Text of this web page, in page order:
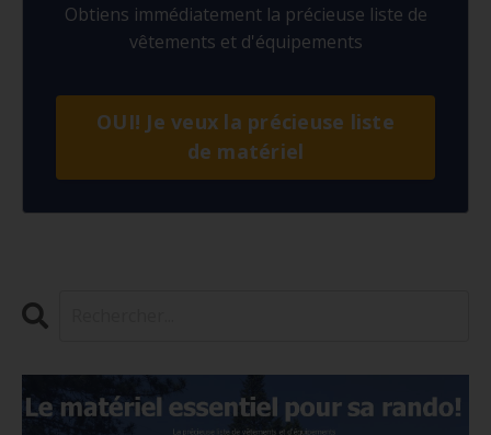
Obtiens immédiatement la précieuse liste de
vêtements et d'équipements
OUI! Je veux la précieuse liste
de matériel